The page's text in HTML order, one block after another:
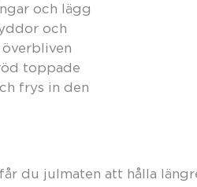
och lägg
och
toppade
frys in den
får du julmaten att hålla